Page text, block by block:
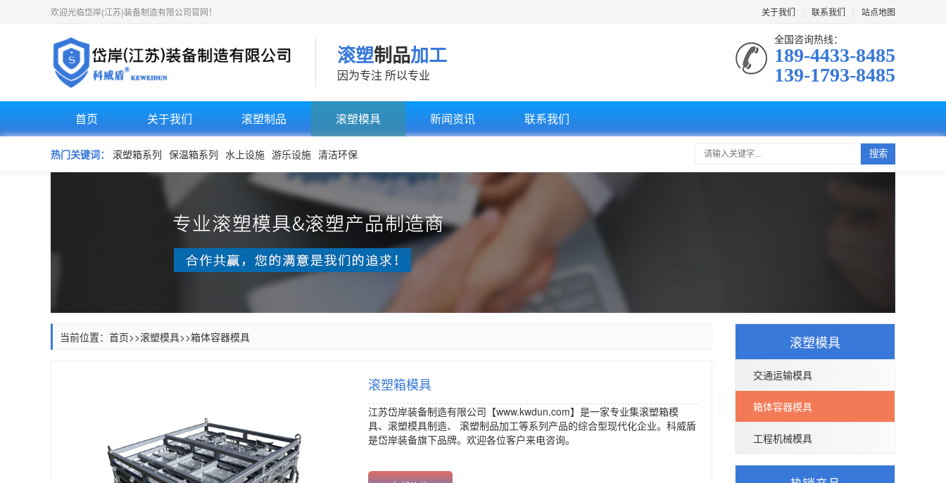
关于我们 联系我们 站点地图
欢迎光临岱岸(江苏)装备制造有限公司官网！
滚塑制品加工
因为专注 所以专业
全国咨询热线：
189-4433-8485
139-1793-8485
首页 关于我们 滚塑制品 滚塑模具 新闻资讯 联系我们
热门关键词： 滚塑箱系列 保温箱系列 水上设施 游乐设施 清洁环保 搜索
滚塑模具
交通运输模具
箱体容器模具
工程机械模具
当前位置： 首页>>滚塑模具>>箱体容器模具
滚塑箱模具
江苏岱岸装备制造有限公司【www.kwdun.com】是一家专业集滚塑箱模
具、 滚塑模具制造、 滚塑制品加工等系列产品的综合型现代化企业。科威盾
是岱岸装备旗下品牌。欢迎各位客户来电咨询。